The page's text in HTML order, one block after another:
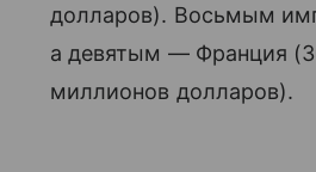
долларов). Восьмым
а девятым — Франция
миллионов долларов).